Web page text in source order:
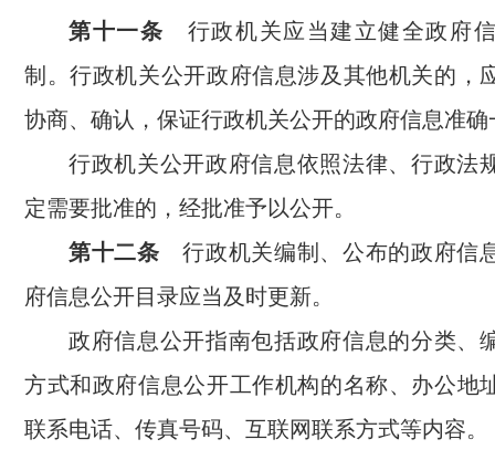
第十一条 行政机关应当建立健全政府
制。行政机关公开政府信息涉及其他机关的，
协商、确认，保证行政机关公开的政府信息准确
行政机关公开政府信息依照法律、行政法
定需要批准的，经批准予以公开。
第十二条 行政机关编制、公布的政府信
府信息公开目录应当及时更新。
政府信息公开指南包括政府信息的分类、
方式和政府信息公开工作机构的名称、办公地
联系电话、传真号码、互联网联系方式等内容。